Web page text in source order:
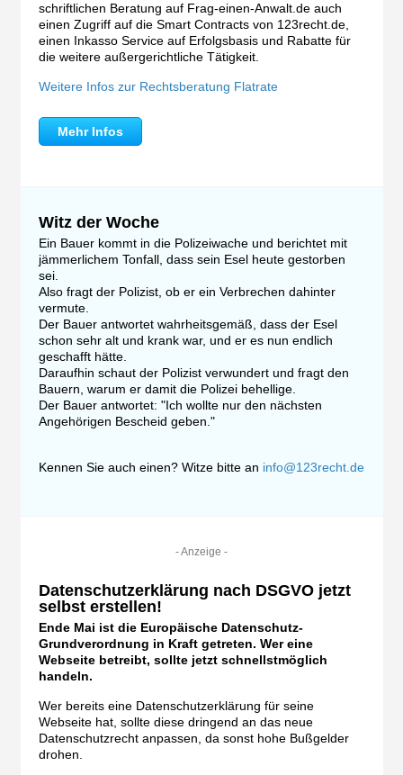
schriftlichen Beratung auf Frag-einen-Anwalt.de auch
einen Zugriff auf die Smart Contracts von 123recht.de,
einen Inkasso Service auf Erfolgsbasis und Rabatte für
die weitere außergerichtliche Tätigkeit.
Weitere Infos zur Rechtsberatung Flatrate
Mehr Infos
Witz der Woche
Ein Bauer kommt in die Polizeiwache und berichtet mit
jämmerlichem Tonfall, dass sein Esel heute gestorben
sei.
Also fragt der Polizist, ob er ein Verbrechen dahinter
vermute.
Der Bauer antwortet wahrheitsgemäß, dass der Esel
schon sehr alt und krank war, und er es nun endlich
geschafft hätte.
Daraufhin schaut der Polizist verwundert und fragt den
Bauern, warum er damit die Polizei behellige.
Der Bauer antwortet: "Ich wollte nur den nächsten
Angehörigen Bescheid geben."
Kennen Sie auch einen? Witze bitte an info@123recht.de
- Anzeige -
Datenschutzerklärung nach DSGVO jetzt
selbst erstellen!
Ende Mai ist die Europäische Datenschutz-
Grundverordnung in Kraft getreten. Wer eine
Webseite betreibt, sollte jetzt schnellstmöglich
handeln.
Wer bereits eine Datenschutzerklärung für seine
Webseite hat, sollte diese dringend an das neue
Datenschutzrecht anpassen, da sonst hohe Bußgelder
drohen.